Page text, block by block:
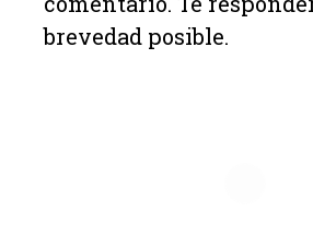
brevedad posible.